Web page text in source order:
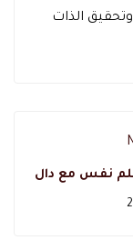
الذات
نفس مع دال